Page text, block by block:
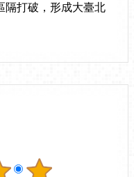
隔打破，形成大臺北